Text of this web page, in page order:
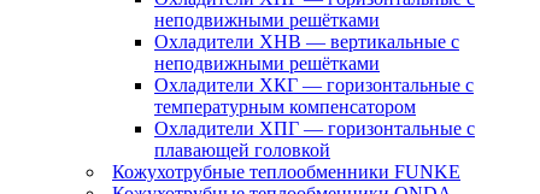
неподвижными решётками
Охладители ХНВ — вертикальные с
неподвижными решётками
Охладители ХКГ — горизонтальные с
температурным компенсатором
Охладители ХПГ — горизонтальные с
плавающей головкой
Кожухотрубные теплообменники FUNKE